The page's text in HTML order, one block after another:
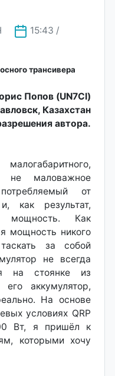
15:43 /
трансивера
Попов (UN7CI)
Казахстан
автора.
не маловажное
от
как результат,
мощность. Как
мощность никого
за собой
не всегда
на стоянке из
аккумулятор,
На основе
условиях QRP
Вт, я пришёл к
которыми хочу